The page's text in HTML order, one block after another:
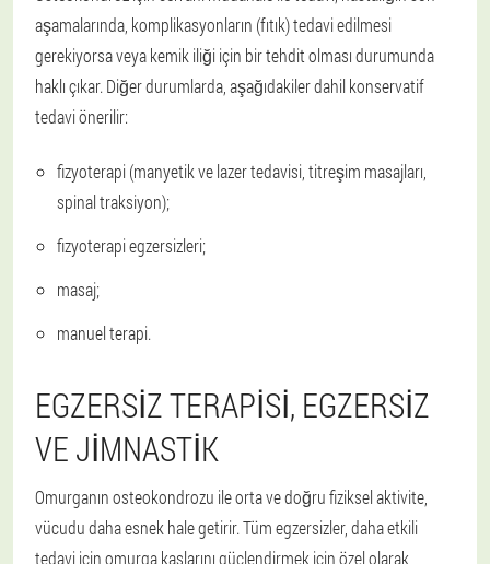
aşamalarında, komplikasyonların (fıtık) tedavi edilmesi
gerekiyorsa veya kemik iliği için bir tehdit olması durumunda
haklı çıkar. Diğer durumlarda, aşağıdakiler dahil konservatif
tedavi önerilir:
fizyoterapi (manyetik ve lazer tedavisi, titreşim masajları,
spinal traksiyon);
fizyoterapi egzersizleri;
masaj;
manuel terapi.
EGZERSIZ TERAPISI, EGZERSIZ
VE JIMNASTIK
Omurganın osteokondrozu ile orta ve doğru fiziksel aktivite,
vücudu daha esnek hale getirir. Tüm egzersizler, daha etkili
tedavi için omurga kaslarını güçlendirmek için özel olarak